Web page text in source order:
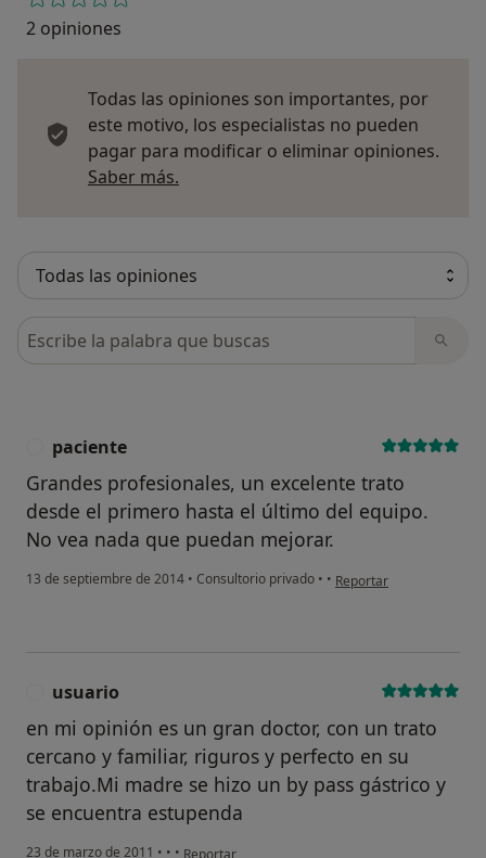
2 opiniones
Todas las opiniones son importantes, por
este motivo, los especialistas no pueden
pagar para modificar o eliminar opiniones.
Saber más.
Busca en opiniones
paciente
Grandes profesionales, un excelente trato
desde el primero hasta el último del equipo.
No vea nada que puedan mejorar.
13 de septiembre de 2014 • Consultorio privado • • en opinión del usuario
Reportar
usuario
en mi opinión es un gran doctor, con un trato
cercano y familiar, riguros y perfecto en su
trabajo.Mi madre se hizo un by pass gástrico y
se encuentra estupenda
23 de marzo de 2011 • • • en opinión del usuario usuario
Reportar